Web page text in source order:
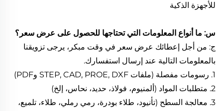
للأجهزة الذكية
س: ما أنواع المعلومات التي تحتاجها للحصول على عرض سعر؟
ج: من أجل إعطائك عرض سعر في وقت مبكر، يرجى تزويقنا
بالمعلومات التالية عند إرسال استفسارك.
1. رسومات مفصلة (ملفات STEP, CAD, PROE, DXF وPDF)
2. متطلبات المواد (ألمنيوم، فولاذ، حديد، نحاس، إلخ)
3. معالجة السطح (تأنيود، طلاء بودرة، رمي رملي، طلاء، تلميع،